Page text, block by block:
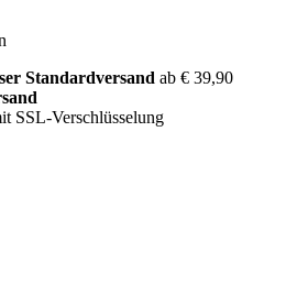
Standardversand ab € 39,90
SSL-Verschlüsselung